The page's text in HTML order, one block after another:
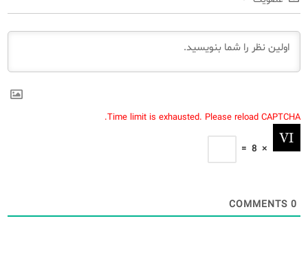
Time limit is exhausted. Please reload CAPTCHA.
×
8
=
0